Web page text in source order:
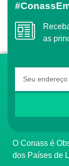
Receba o conteúdo semanal do Conass com
as
O Conass é Observador Consultivo da Comunidade
dos Países de